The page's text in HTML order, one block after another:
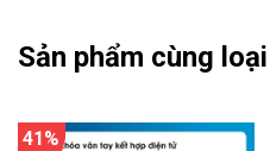
Sản phẩm cùng loại
41%